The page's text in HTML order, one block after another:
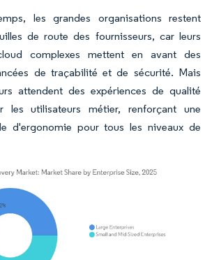
les grandes organisations restent
de route des fournisseurs, car leurs
complexes mettent en avant des
de traçabilité et de sécurité. Mais
attendent des expériences de qualité
les utilisateurs métier, renforçant une
d'ergonomie pour tous les niveaux de